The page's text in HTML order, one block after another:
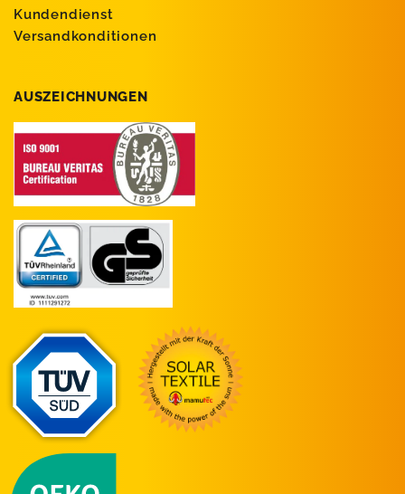
Kundendienst
Versandkonditionen
AUSZEICHNUNGEN